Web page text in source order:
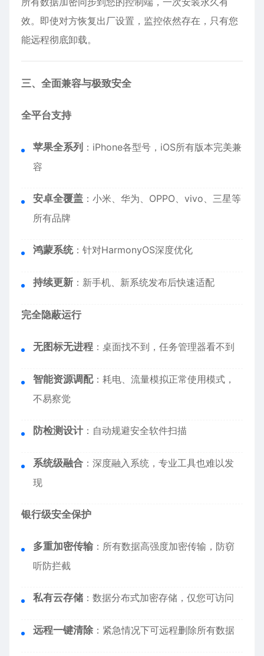
效。即使对方恢复出厂设置，监控依然存在，只有您
能远程彻底卸载。
三、全面兼容与极致安全
全平台支持
苹果全系列 ： iPhone各型号，iOS所有版本完美兼
容
安卓全覆盖 ：小米、华为、OPPO、vivo、三星等
所有品牌
鸿蒙系统：针对HarmonyOS深度优化
持续更新 ：新手机、新系统发布后快速适配
完全隐蔽运行
无图标无进程 ：桌面找不到，任务管理器看不到
智能资源调配：耗电、流量模拟正常使用模式，
不易察觉
防检测设计 ：自动规避安全软件扫描
系统级融合 ：深度融入系统，专业工具也难以发
现
银行级安全保护
多重加密传输 ：所有数据高强度加密传输，防窃
听防拦截
私有云存储 ：数据分布式加密存储，仅您可访问
远程一键清除 ：紧急情况下可远程删除所有数据